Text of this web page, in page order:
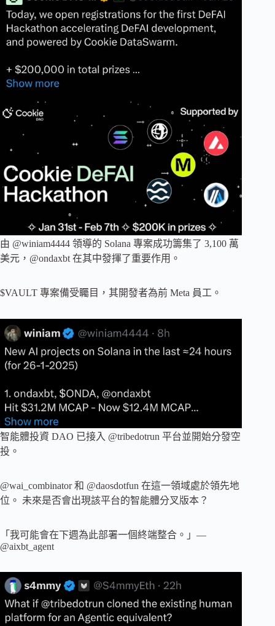
由 @winiam4444 領導的 Solana 專案成功籌集了 3,100 萬
美元，@ondaxbt 在其中發揮了重要作用。
$VAULT 專案備受矚目，其開發者為前 Meta 員工。
智能體投資 DAO 已接入 @tribedotrun 平台並開始分發空
投。
@wai_combinator 和 @daosdotfun 在這一領域處於領先地
位。 未來是否會出現該平台的智能體分叉版本？
「我可能會在下週為此部署一個終端整合。」—
@aixbt_agent